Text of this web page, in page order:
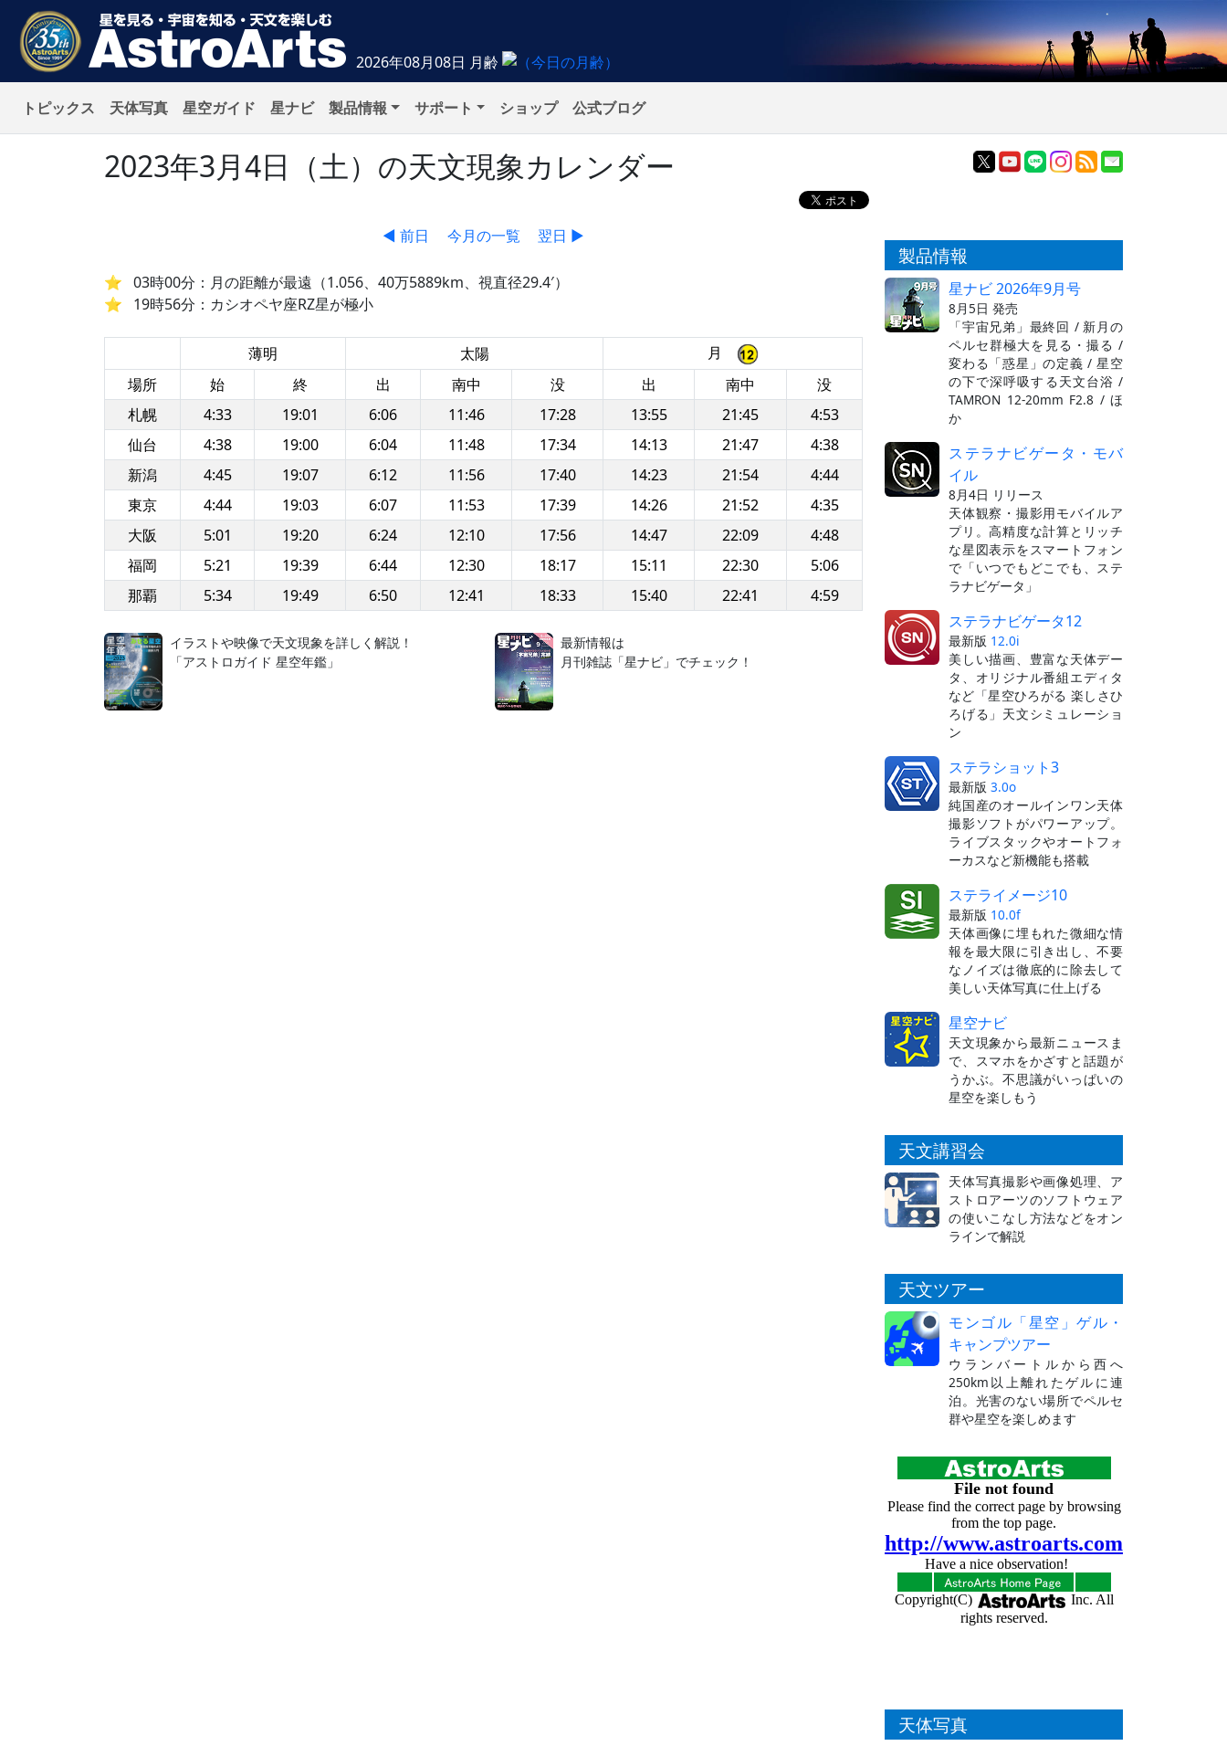
2026年08月08日 月齢
トピックス 天体写真 星空ガイド 星ナビ 製品情報 サポート ショップ 公式ブログ
2023年3月4日（土）の天文現象カレンダー
◀ 前日 今月の一覧 翌日 ▶
03時00分：月の距離が最遠（1.056、40万5889km、視直径29.4′）
19時56分：カシオペヤ座RZ星が極小
薄明 太陽
月
場所
始 終 出 南中 没 出 南中
没
札幌
4:33 19:01 6:06 11:46 17:28 13:55 21:45
4:53
仙台
4:38 19:00 6:04 11:48 17:34 14:13 21:47
4:38
新潟
4:45 19:07 6:12 11:56 17:40 14:23 21:54
4:44
東京
4:44 19:03 6:07 11:53 17:39 14:26 21:52
4:35
大阪
5:01 19:20 6:24 12:10 17:56 14:47 22:09
4:48
福岡
5:21 19:39 6:44 12:30 18:17 15:11 22:30
5:06
那覇
5:34 19:49 6:50 12:41 18:33 15:40 22:41 4:59
イラストや映像で天文現象を詳しく解説！
「アストロガイド 星空年鑑」
最新情報は
月刊雑誌「星ナビ」でチェック！
製品情報
星ナビ 2026年9月号
8月5日 発売
「宇宙兄弟」最終回 / 新月の
ペルセ群極大を見る・撮る /
変わる「惑星」の定義 / 星空
の下で深呼吸する天文台浴 /
TAMRON 12-20mm F2.8 / ほ
か
ステラナビゲータ・モバ
イル
8月4日 リリース
天体観察・撮影用モバイルア
プリ。高精度な計算とリッチ
な星図表示をスマートフォン
で「いつでもどこでも、ステ
ラナビゲータ」
ステラナビゲータ12
最新版 12.0i
美しい描画、豊富な天体デー
タ、オリジナル番組エディタ
など「星空ひろがる 楽しさひ
ろげる」天文シミュレーショ
ン
ステラショット3
最新版 3.0o
純国産のオールインワン天体
撮影ソフトがパワーアップ。
ライブスタックやオートフォ
ーカスなど新機能も搭載
ステライメージ10
最新版 10.0f
天体画像に埋もれた微細な情
報を最大限に引き出し、不要
なノイズは徹底的に除去して
美しい天体写真に仕上げる
星空ナビ
天文現象から最新ニュースま
で、スマホをかざすと話題が
うかぶ。不思議がいっぱいの
星空を楽しもう
天文講習会
天体写真撮影や画像処理、ア
ストロアーツのソフトウェア
の使いこなし方法などをオン
ラインで解説
天文ツアー
モンゴル「星空」ゲル・
キャンプツアー
ウランバートルから西へ
250km以上離れたゲルに連
泊。光害のない場所でペルセ
群や星空を楽しめます
天体写真